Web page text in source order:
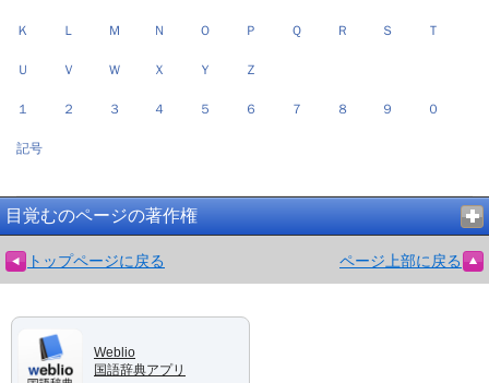
Ｋ Ｌ Ｍ Ｎ Ｏ Ｐ Ｑ Ｒ Ｓ Ｔ
Ｕ Ｖ Ｗ Ｘ Ｙ Ｚ
１ ２ ３ ４ ５ ６ ７ ８ ９ ０
記号
目覚むのページの著作権
トップページに戻る ページ上部に戻る
Weblio
国語辞典アプリ